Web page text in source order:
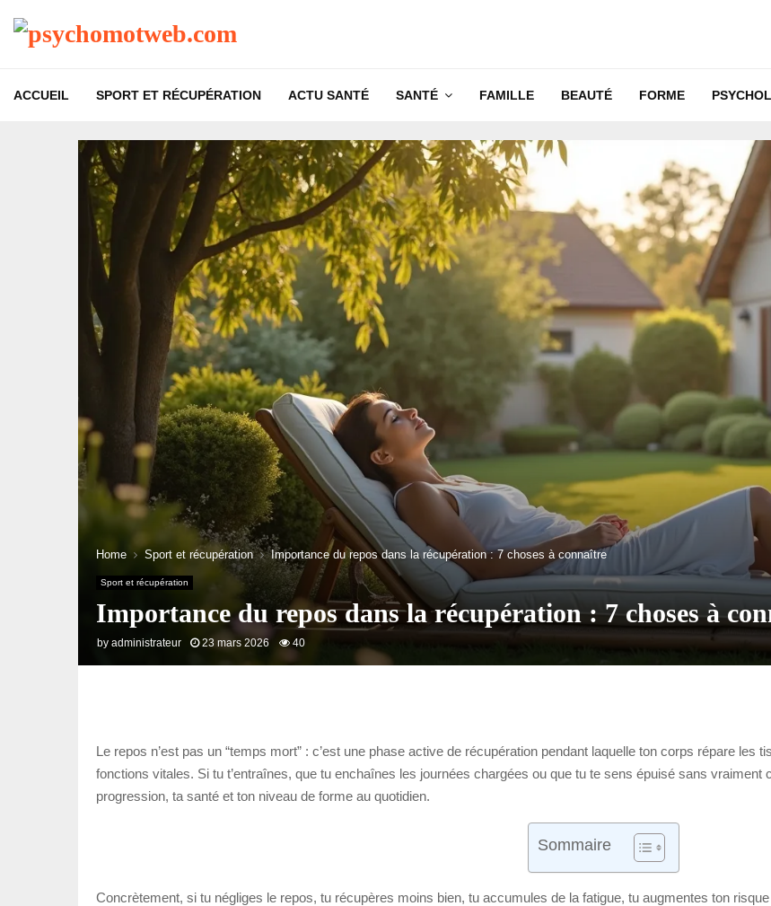
ACCUEIL SPORT ET RÉCUPÉRATION ACTU SANTÉ SANTÉ FAMILLE BEAUTÉ FORME
Home Sport et récupération Importance du repos dans la récupération : 7 choses à connaître
Sport et récupération
Importance du repos dans la récupération : 7 choses à
by administrateur 23 mars 2026 40
Le repos n’est pas un “temps mort” : c’est une phase active de récupération pendant laquelle ton corps répare les
fonctions vitales. Si tu t’entraînes, que tu enchaînes les journées chargées ou que tu te sens épuisé sans vraiment
progression, ta santé et ton niveau de forme au quotidien.
Sommaire
Concrètement, si tu négliges le repos, tu récupères moins bien, tu accumules de la fatigue, tu augmentes ton